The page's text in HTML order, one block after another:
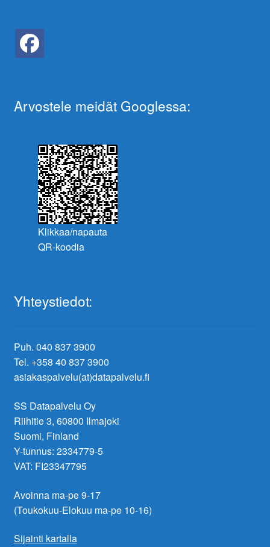
Arvostele meidät Googlessa:
Klikkaa/napauta
QR-koodia
Yhteystiedot:
Puh. 040 837 3900
Tel. +358 40 837 3900
asiakaspalvelu(at)datapalvelu.fi
SS Datapalvelu Oy
Riihitie 3, 60800 Ilmajoki
Suomi, Finland
Y-tunnus: 2334779-5
VAT: FI23347795
Avoinna ma-pe 9-17
(Toukokuu-Elokuu ma-pe 10-16)
Sijainti kartalla